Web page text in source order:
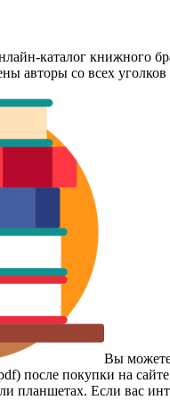
каталог книжного
авторы со всех
Вы можете
после покупки на
планшетах. Если вас